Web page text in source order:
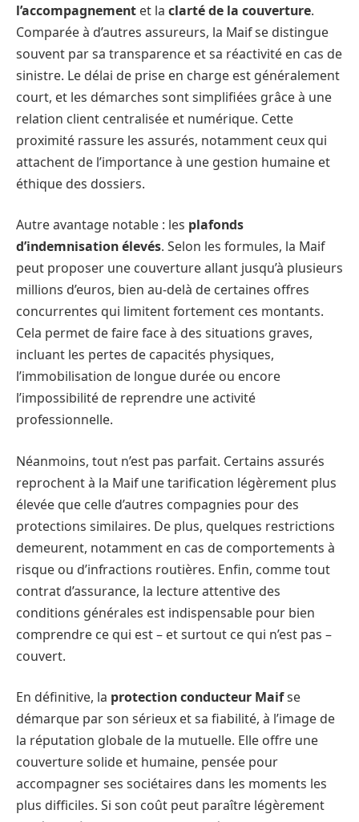
l’accompagnement et la clarté de la couverture.
Comparée à d’autres assureurs, la Maif se distingue
souvent par sa transparence et sa réactivité en cas de
sinistre. Le délai de prise en charge est généralement
court, et les démarches sont simplifiées grâce à une
relation client centralisée et numérique. Cette
proximité rassure les assurés, notamment ceux qui
attachent de l’importance à une gestion humaine et
éthique des dossiers.
Autre avantage notable : les plafonds
d’indemnisation élevés. Selon les formules, la Maif
peut proposer une couverture allant jusqu’à plusieurs
millions d’euros, bien au-delà de certaines offres
concurrentes qui limitent fortement ces montants.
Cela permet de faire face à des situations graves,
incluant les pertes de capacités physiques,
l’immobilisation de longue durée ou encore
l’impossibilité de reprendre une activité
professionnelle.
Néanmoins, tout n’est pas parfait. Certains assurés
reprochent à la Maif une tarification légèrement plus
élevée que celle d’autres compagnies pour des
protections similaires. De plus, quelques restrictions
demeurent, notamment en cas de comportements à
risque ou d’infractions routières. Enfin, comme tout
contrat d’assurance, la lecture attentive des
conditions générales est indispensable pour bien
comprendre ce qui est – et surtout ce qui n’est pas –
couvert.
En définitive, la protection conducteur Maifse
démarque par son sérieux et sa fiabilité, à l’image de
la réputation globale de la mutuelle. Elle offre une
couverture solide et humaine, pensée pour
accompagner ses sociétaires dans les moments les
plus difficiles. Si son coût peut paraître légèrement